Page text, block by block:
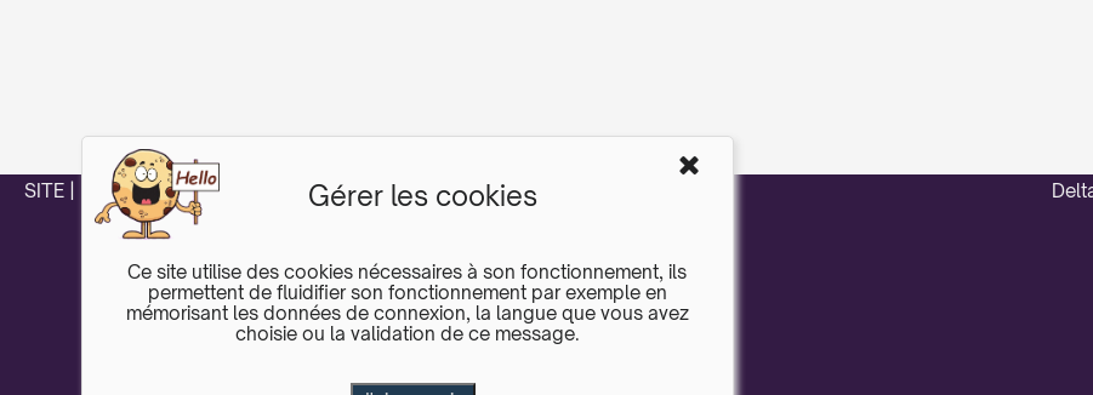
SITE FORUM Gérer les cookies
Ce site utilise des cookies nécessaires à son fonctionnement, ils
permettent de fluidifier son fonctionnement par exemple en
mémorisant les données de connexion, la langue que vous avez
choisie ou la validation de ce message.